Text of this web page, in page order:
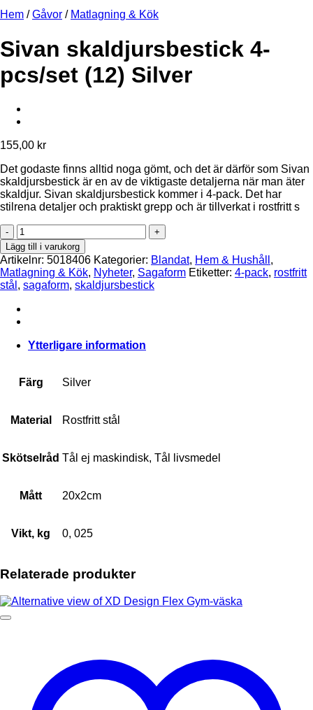
Hem / Gåvor / Matlagning & Kök
Sivan skaldjursbestick 4-
pcs/set (12) Silver
155,00 kr
Det godaste finns alltid noga gömt, och det är därför som Sivan
skaldjursbestick är en av de viktigaste detaljerna när man äter
skaldjur. Sivan skaldjursbestick kommer i 4-pack. Det har
stilrena detaljer och praktiskt grepp och är tillverkat i rostfritt s
Sivan
skaldjursbestick
4-
pcs/set
(12)
Silver
mängd
Lägg till i varukorg
Artikelnr: 5018406 Kategorier: Blandat, Hem & Hushåll ,
Matlagning & Kök, Nyheter, Sagaform Etiketter: 4-pack, rostfritt
stål , sagaform, skaldjursbestick
Ytterligare information
Färg Silver
Material Rostfritt stål
Skötselråd Tål ej maskindisk, Tål livsmedel
Mått 20x2cm
Vikt, kg 0, 025
Relaterade produkter